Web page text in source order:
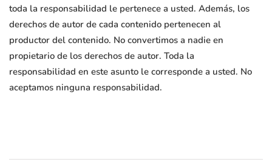
toda la responsabilidad le pertenece a usted. Además, los
derechos de autor de cada contenido pertenecen al
productor del contenido. No convertimos a nadie en
propietario de los derechos de autor. Toda la
responsabilidad en este asunto le corresponde a usted. No
aceptamos ninguna responsabilidad.